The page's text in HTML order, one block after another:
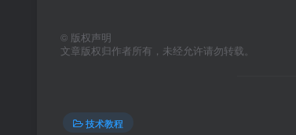
© 版权声明
文章版权归作者所有，未经允许请勿转载。
技术教程